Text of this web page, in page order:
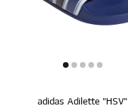
adidas Adilette "HSV"